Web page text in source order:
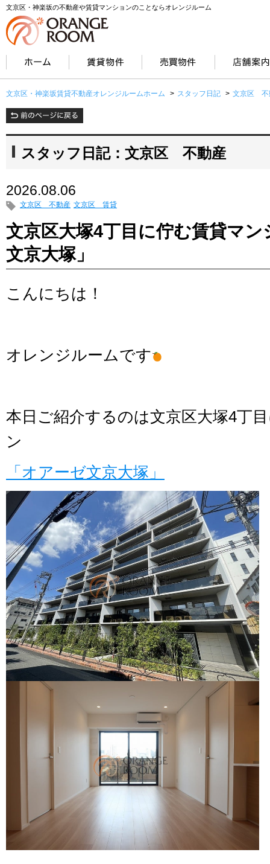
文京区・神楽坂の不動産や賃貸マンションのことならオレンジルーム
文京区・神楽坂賃貸不動産オレンジルームホーム > スタッフ日記 > 文京区 不
スタッフ日記：文京区 不動産
2026.08.06
文京区 不動産 文京区 賃貸
文京区大塚4丁目に佇む賃貸マ
文京大塚」
こんにちは！
オレンジルームです
本日ご紹介するのは文京区大塚4丁
ン
「オアーゼ文京大塚」